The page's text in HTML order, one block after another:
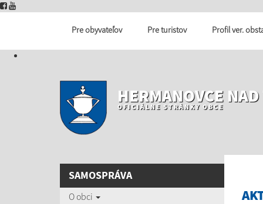
Pre obyvateľov Pre turistov Profil ver.
HERMANOVCE
OFICIÁLNE STRÁNKY OBCE
SAMOSPRÁVA
O obci